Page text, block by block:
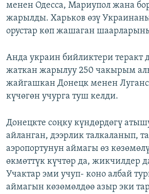
менен Одесса, Мариупол жана
жарылды. Харьков өзү
орустар көп жашаган
Анда украин бийликтери теракт
жаткан жарылуу 250 чакырым
жайгашкан Донецк менен
күчөгөн учурга туш келди.
Донецкте соңку күндөрдөгү
айланган, дээрлик талкаланып,
аэропортунун аймагы өз
өкмөттүк күчтөр да, жикчилдер
Учактар эми учуп- коно албай
аймагын көзөмөлдөө азыр эки